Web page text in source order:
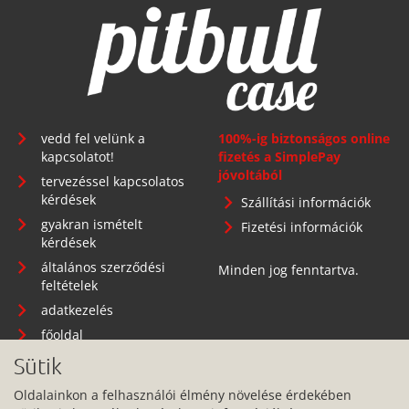
vedd fel velünk a
kapcsolatot!
tervezéssel kapcsolatos
kérdések
gyakran ismételt
kérdések
általános szerződési
feltételek
adatkezelés
főoldal
100%-ig biztonságos online
fizetés a SimplePay
jóvoltából
Szállítási információk
Fizetési információk
Minden jog fenntartva.
Sütik
Oldalainkon a felhasználói élmény növelése érdekében